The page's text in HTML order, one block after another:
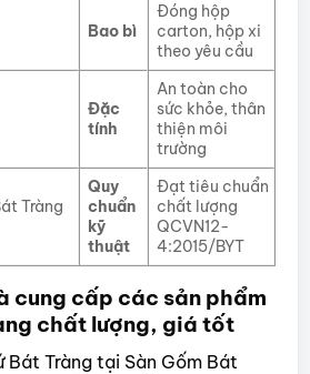
Bao bì
Đóng hộp
carton, hộp xi
theo yêu cầu
Đặc
tính
An toàn cho
sức khỏe, thân
thiện môi
trường
Tràng
Quy
chuẩn
kỹ
thuật
Đạt tiêu chuẩn
chất lượng
QCVN12-
4:2015/BYT
cung cấp các sản phẩm
chất lượng, giá tốt
Bát Tràng tại Sàn Gốm Bát